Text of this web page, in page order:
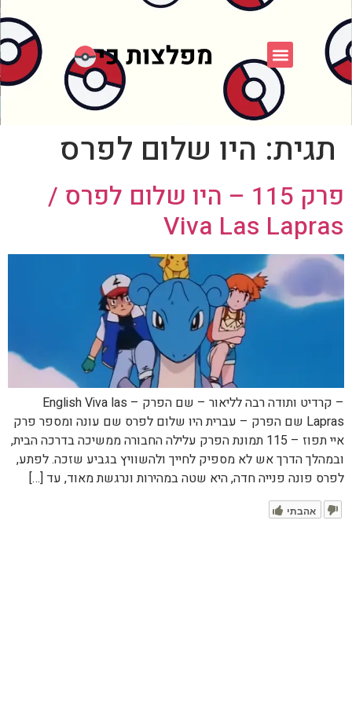
תגית: היו שלום לפרס
פרק 115 – היו שלום לפרס /
Viva Las Lapras
– קרדיט ותודה רבה לליאור – שם הפרק – English Viva las
Lapras שם הפרק – עברית היו שלום לפרס שם עונה ומספר פרק
איי תפוז – 115 תמונת הפרק עלילה החבורה ממשיכה בדרכה הבית,
ובמהלך הדרך אש לא מספיק לחייך ולהשוויץ בגביע שזכה. לפתע,
לפרס פונה פנייה חדה, היא שטה במהירות ונרגשת מאוד, עד […]
אהבתי